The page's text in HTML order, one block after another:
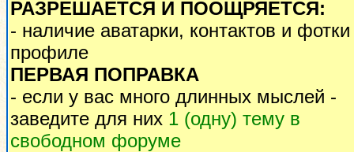
РАЗРЕШАЕТСЯ И ПООЩРЯЕТСЯ:
- наличие аватарки, контактов и
профиле
ПЕРВАЯ ПОПРАВКА
- если у вас много длинных мыслей -
заведите для них 1 (одну) тему в
свободном форуме